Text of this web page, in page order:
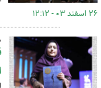
۲۶ اسفند ۰۳ - ۱۲:۱۲